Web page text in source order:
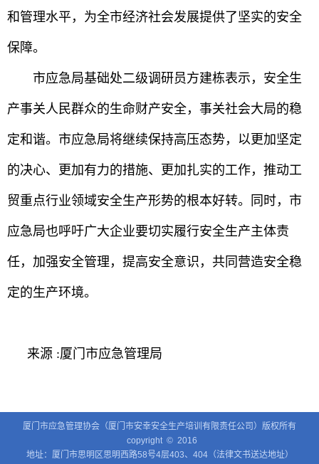
和管理水平，为全市经济社会发展提供了坚实的安全
保障。
市应急局基础处二级调研员方建栋表示，安全生
产事关人民群众的生命财产安全，事关社会大局的稳
定和谐。市应急局将继续保持高压态势，以更加坚定
的决心、更加有力的措施、更加扎实的工作，推动工
贸重点行业领域安全生产形势的根本好转。同时，市
应急局也呼吁广大企业要切实履行安全生产主体责
任，加强安全管理，提高安全意识，共同营造安全稳
定的生产环境。
来源 :厦门市应急管理局
厦门市应急管理协会（厦门市安幸安全生产培训有限责任公司）版权所有
copyright © 2016
地址：厦门市思明区思明西路58号4层403、404（法律文书送达地址）